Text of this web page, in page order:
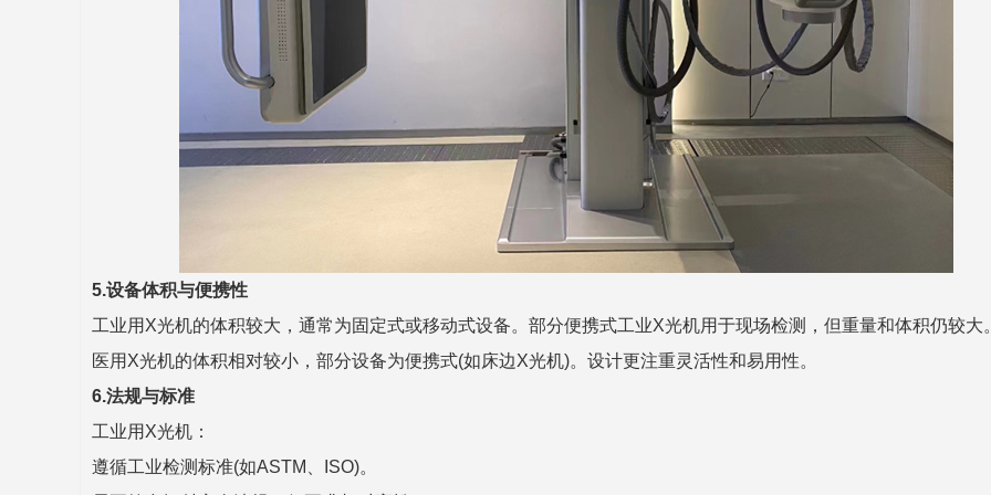
5.设备体积与便携性
工业用X光机的体积较大，通常为固定式或移动式设备。部分便携式工业X光机用于现场检测，但重量和体积仍较大
医用X光机的体积相对较小，部分设备为便携式(如床边X光机)。设计更注重灵活性和易用性。
6.法规与标准
工业用X光机：
遵循工业检测标准(如ASTM、ISO)。